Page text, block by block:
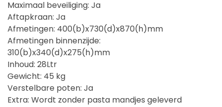
Maximaal beveiliging: Ja
Aftapkraan: Ja
Afmetingen: 400(b)x730(d)x870(h)mm
Afmetingen binnenzijde:
310(b)x340(d)x275(h)mm
Inhoud: 28Ltr
Gewicht: 45 kg
Verstelbare poten: Ja
Extra: Wordt zonder pasta mandjes geleverd